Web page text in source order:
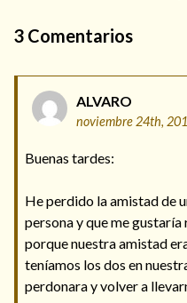
3 Comentarios
ALVARO
noviembre 24th,
Buenas tardes:
He perdido la amistad de
persona y que me
porque nuestra amistad
teníamos los dos en
perdonara y volver a